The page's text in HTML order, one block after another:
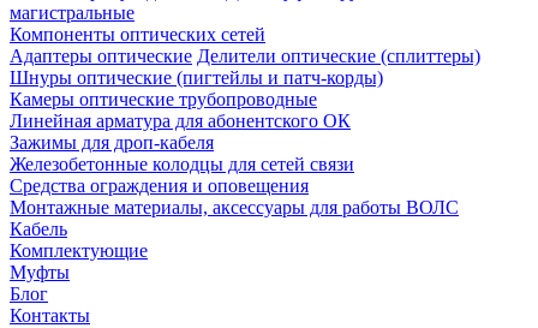
магистральные
Компоненты оптических сетей
Адаптеры оптические Делители оптические (сплиттеры)
Шнуры оптические (пигтейлы и патч-корды)
Камеры оптические трубопроводные
Линейная арматура для абонентского ОК
Зажимы для дроп-кабеля
Железобетонные колодцы для сетей связи
Средства ограждения и оповещения
Монтажные материалы, аксессуары для работы ВОЛС
Кабель
Комплектующие
Муфты
Блог
Контакты